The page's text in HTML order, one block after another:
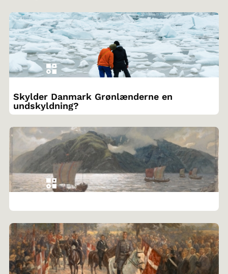
Skylder Danmark Grønlænderne en
undskyldning?